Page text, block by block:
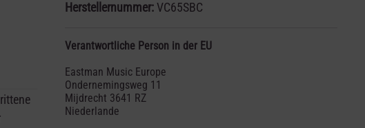
Herstellernummer:VC65SBC
Verantwortliche Person in der EU
Eastman Music Europe
Ondernemingsweg 11
Mijdrecht 3641 RZ
Niederlande